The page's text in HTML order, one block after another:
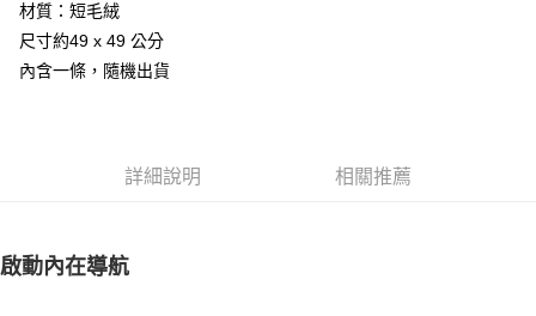
全家取貨付款
每筆NT$80，滿NT$3,000(含以上)免運費
賣家宅配幫您送（台灣）
郵局幫你送（離島）
材質：短毛絨
尺寸約49 x 49 公分
內含一條，隨機出貨
詳細說明 相關推薦
啟動內在導航